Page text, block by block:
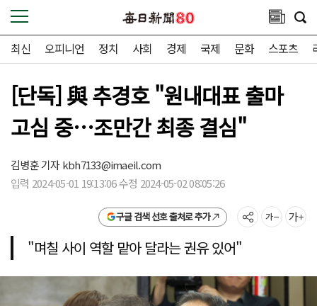
최신 오피니언 정치 사회 경제 국제 문화 스포츠
[단독] 與 추경호 "원내대표 출마
고심 중…조만간 최종 결심"
김병훈 기자kbh7133@imaeil.com
입력 2024-05-01 19:13:06 수정 2024-05-02 08:05:26
구글 검색 선호 출처로 추가
"며칠 사이 역할 맡아 달라는 권유 있어"